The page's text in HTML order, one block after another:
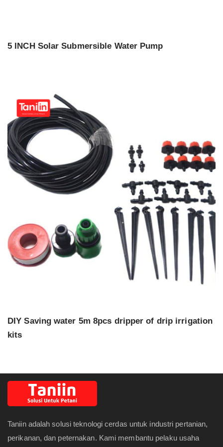
5 INCH Solar Submersible Water Pump
DIY Saving water 5m 8pcs dripper of drip irrigation
kits
Taniin adalah solusi teknologi cerdas untuk industri pertanian,
perikanan, dan peternakan. Kami membantu pelaku usaha